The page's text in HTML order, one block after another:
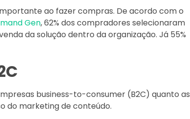
ao fazer compras. De acordo com o
Gen, 62% dos compradores selecionaram
da solução dentro da organização. Já 55%
business-to-consumer (B2C) quanto as
do marketing de conteúdo.